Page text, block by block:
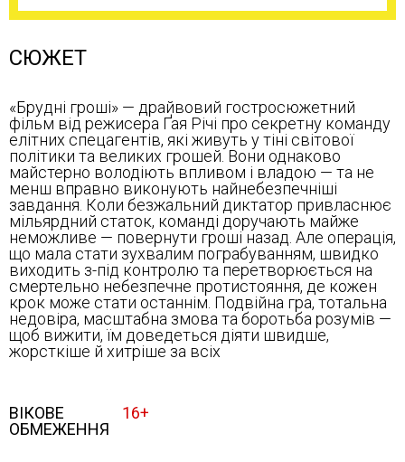
СЮЖЕТ
«Брудні гроші» — драйвовий гостросюжетний
фільм від режисера Ґая Річі про секретну команду
елітних спецагентів, які живуть у тіні світової
політики та великих грошей. Вони однаково
майстерно володіють впливом і владою — та не
менш вправно виконують найнебезпечніші
завдання. Коли безжальний диктатор привласнює
мільярдний статок, команді доручають майже
неможливе — повернути гроші назад. Але операція,
що мала стати зухвалим пограбуванням, швидко
виходить з-під контролю та перетворюється на
смертельно небезпечне протистояння, де кожен
крок може стати останнім. Подвійна гра, тотальна
недовіра, масштабна змова та боротьба розумів —
щоб вижити, їм доведеться діяти швидше,
жорсткіше й хитріше за всіх
ВІКОВЕ
ОБМЕЖЕННЯ
16+